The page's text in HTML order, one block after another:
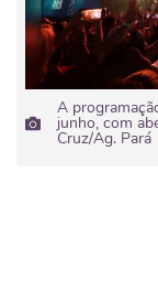
A
junho, com
Cruz/Ag. Pará